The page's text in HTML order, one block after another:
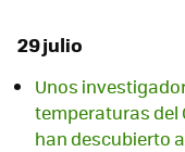
29 julio
Unos
temperaturas del
han descubierto